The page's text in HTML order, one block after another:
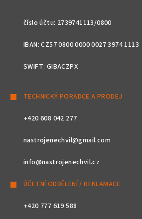
číslo účtu: 2739741113/0800
IBAN: CZ57 0800 0000 0027 3974 1113
SWIFT: GIBACZPX
TECHNICKÝ PORADCE A PRODEJ
+420 608 042 277
nastrojenechvil@gmail.com
info@nastrojenechvil.cz
ÚČETNÍ ODDĚLENÍ / REKLAMACE
+420 777 619 588